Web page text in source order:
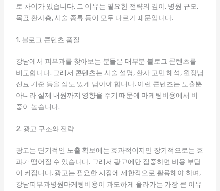
로 차이가 있습니다. 그 이유는 필요한 전략의 깊이, 병원 규모,
목표 환자층, 시술 종류 등이 모두 다르기 때문입니다.
1. 블로그 콘텐츠 품질
강남에서 피부과를 찾아보는 분들은 대부분 블로그 콘텐츠를
비교합니다. 그래서 콘텐츠는 시술 설명, 환자 고민 해석, 원장님
진료 기준 등을 심도 있게 담아야 합니다. 이런 콘텐츠는 노출뿐
아니라 실제 내원까지 영향을 주기 때문에 마케팅비용에서 비
중이 높습니다.
2. 광고 구조와 전략
광고는 단기적인 노출 확보에는 효과적이지만 장기적으로는 효
과가 떨어질 수 있습니다. 그래서 광고에만 집중하면 비용 부담
이 커집니다. 광고는 필요한 시점에 제한적으로 활용해야 하며,
강남피부과병원마케팅비용이 과도하게 올라가는 가장 큰 이유